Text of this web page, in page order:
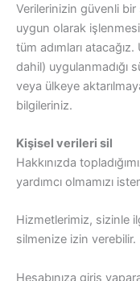
Verilerinizin güvenli bir
uygun olarak
tüm adımları
dahil) uygulanmadığı
veya ülkeye
bilgileriniz.
Kişisel verileri sil
Hakkınızda
yardımcı olmamızı
Hizmetlerimiz, sizinle
silmenize izin verebilir.
Hesabınıza giriş